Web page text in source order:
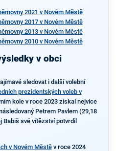
2021 v Novém Městě
2017 v Novém Městě
2013 v Novém Městě
2010 v Novém Městě
v obci
sledovat i další volební
prezidentských voleb v
kole v roce 2023 získal nejvíce
Petrem Pavlem (29,18
Babiš své vítězství potvrdil
v Novém Městěv roce 2024